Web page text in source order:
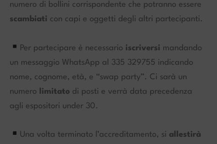
numero di bollini corrispondente che potranno essere
scambiati con capi e oggetti degli altri partecipanti.
Per partecipare è necessario iscriversi mandando
un messaggio WhatsApp al 335 329755 indicando
nome, cognome, età, e “swap party”. Ci sarà un
numero
limitato di posti e verrà data precedenza
agli espositori under 30.
Una volta terminato l’accreditamento, si allestirà